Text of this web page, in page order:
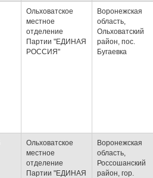
Ольховатское
местное
отделение
Партии "ЕДИНАЯ
РОССИЯ"
Воронежская
область,
Ольховатский
район, пос.
Бугаевка
Ольховатское
местное
отделение
Партии "ЕДИНАЯ
Воронежская
область,
Россошанский
район, гор.